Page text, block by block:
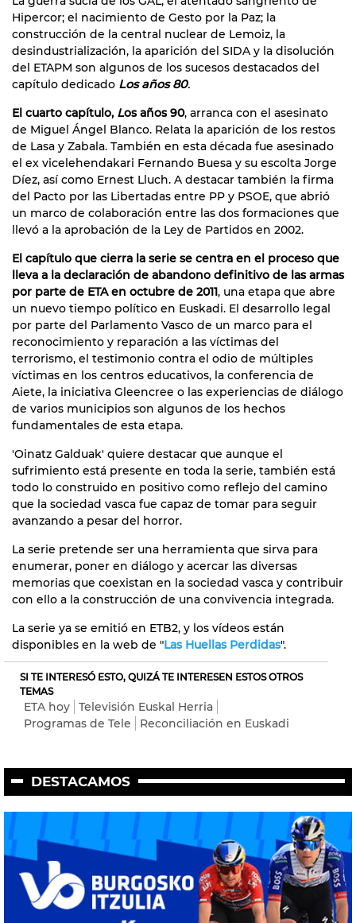
Hipercor; el nacimiento de Gesto por la Paz; la
construcción de la central nuclear de Lemoiz, la
desindustrialización, la aparición del SIDA y la disolución
del ETAPM son algunos de los sucesos destacados del
capítulo dedicado Los años 80.
El cuarto capítulo, Los años 90, arranca con el asesinato
de Miguel Ángel Blanco. Relata la aparición de los restos
de Lasa y Zabala. También en esta década fue asesinado
el ex vicelehendakari Fernando Buesa y su escolta Jorge
Díez, así como Ernest Lluch. A destacar también la firma
del Pacto por las Libertadas entre PP y PSOE, que abrió
un marco de colaboración entre las dos formaciones que
llevó a la aprobación de la Ley de Partidos en 2002.
El capítulo que cierra la serie se centra en el proceso que
lleva a la declaración de abandono definitivo de las armas
por parte de ETA en octubre de 2011, una etapa que abre
un nuevo tiempo político en Euskadi. El desarrollo legal
por parte del Parlamento Vasco de un marco para el
reconocimiento y reparación a las víctimas del
terrorismo, el testimonio contra el odio de múltiples
víctimas en los centros educativos, la conferencia de
Aiete, la iniciativa Gleencree o las experiencias de diálogo
de varios municipios son algunos de los hechos
fundamentales de esta etapa.
'Oinatz Galduak' quiere destacar que aunque el
sufrimiento está presente en toda la serie, también está
todo lo construido en positivo como reflejo del camino
que la sociedad vasca fue capaz de tomar para seguir
avanzando a pesar del horror.
La serie pretende ser una herramienta que sirva para
enumerar, poner en diálogo y acercar las diversas
memorias que coexistan en la sociedad vasca y contribuir
con ello a la construcción de una convivencia integrada.
La serie ya se emitió en ETB2, y los vídeos están
disponibles en la web de "Las Huellas Perdidas".
SI TE INTERESÓ ESTO, QUIZÁ TE INTERESEN ESTOS OTROS
TEMAS
ETA hoy
Televisión Euskal Herria
Programas de Tele
Reconciliación en Euskadi
DESTACAMOS